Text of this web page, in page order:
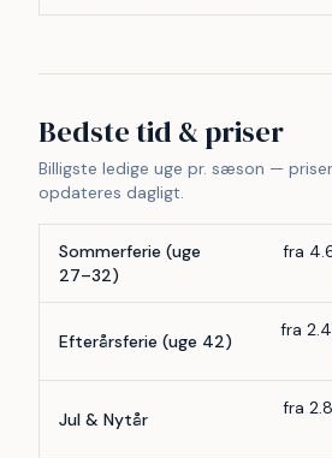
Bedste tid & priser
Billigste ledige uge pr. sæson —
opdateres dagligt.
Sommerferie (uge
27–32)
fra
Efterårsferie (uge 42)
fra
Jul & Nytår
fra